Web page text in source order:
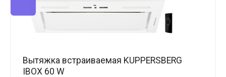
Вытяжка встраиваемая KUPPERSBERG
IBOX 60 W